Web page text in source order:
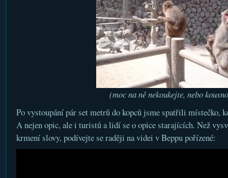
(moc na ně nekoukejte, nebo
Po vystoupání pár set metrů do kopců jsme spatřili místečko,
A nejen opic, ale i turistů a lidí se o opice starajících. Než
krmení slovy, podívejte se raději na videi v Beppu pořízené: